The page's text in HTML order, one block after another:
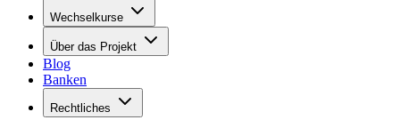
Wechselkurse
Über das Projekt
Blog
Banken
Rechtliches